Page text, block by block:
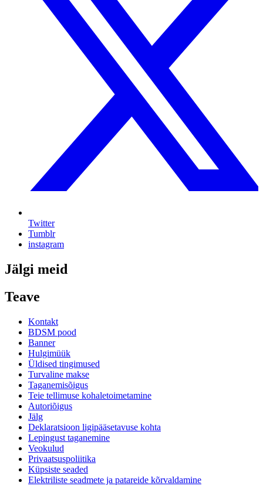
Twitter
Tumblr
instagram
Jälgi meid
Teave
Kontakt
BDSM pood
Banner
Hulgimüük
Üldised tingimused
Turvaline makse
Taganemisõigus
Teie tellimuse kohaletoimetamine
Autoriõigus
Jälg
Deklaratsioon ligipääsetavuse kohta
Lepingust taganemine
Veokulud
Privaatsuspoliitika
Küpsiste seaded
Elektriliste seadmete ja patareide kõrvaldamine